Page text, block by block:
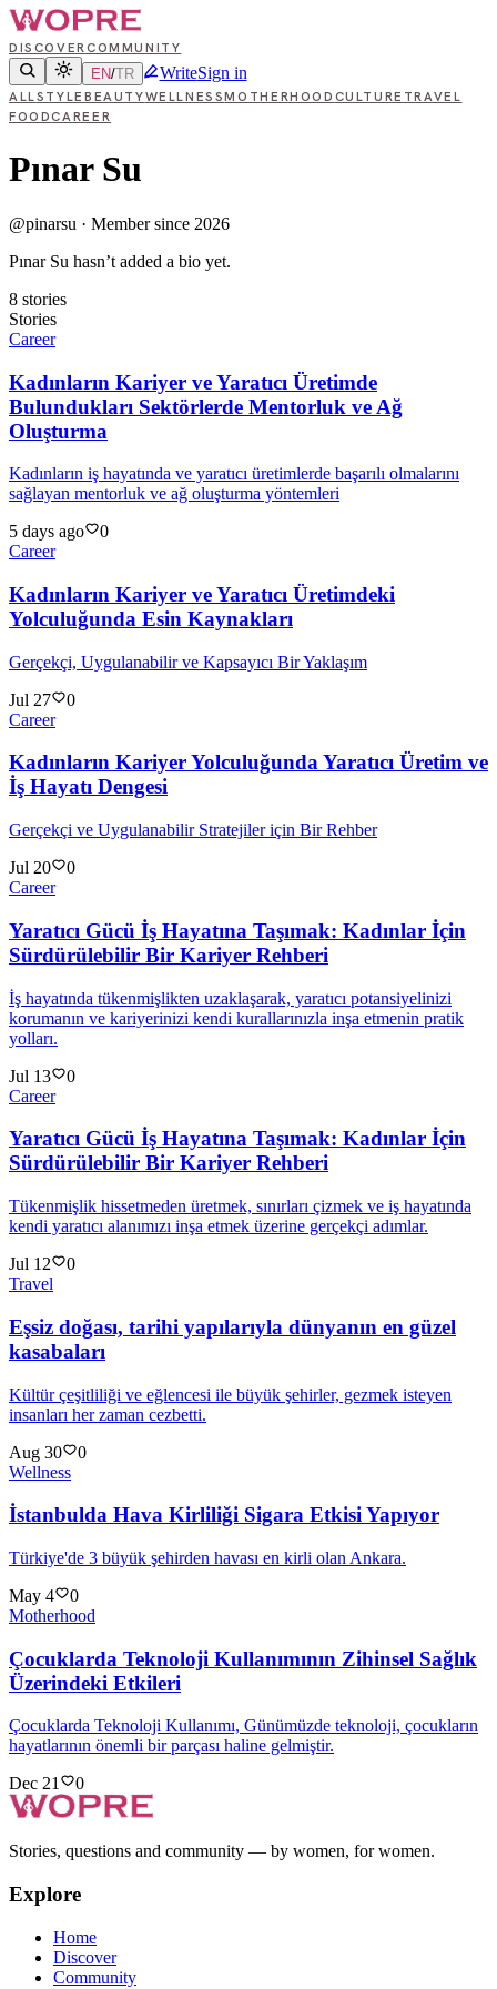
DISCOVERCOMMUNITY
EN/TR WriteSign in
ALLSTYLE BEAUTYWELLNESSMOTHERHOOD CULTURE TRAVEL
FOODCAREER
Pınar Su
@pinarsu · Member since 2026
Pınar Su hasn’t added a bio yet.
8 stories
Stories
Career
Kadınların Kariyer ve Yaratıcı Üretimde
Bulundukları Sektörlerde Mentorluk ve Ağ
Oluşturma
Kadınların iş hayatında ve yaratıcı üretimlerde başarılı olmalarını
sağlayan mentorluk ve ağ oluşturma yöntemleri
5 days ago
0
Career
Kadınların Kariyer ve Yaratıcı Üretimdeki
Yolculuğunda Esin Kaynakları
Gerçekçi, Uygulanabilir ve Kapsayıcı Bir Yaklaşım
Jul 27
0
Career
Kadınların Kariyer Yolculuğunda Yaratıcı Üretim ve
İş Hayatı Dengesi
Gerçekçi ve Uygulanabilir Stratejiler için Bir Rehber
Jul 20
0
Career
Yaratıcı Gücü İş Hayatına Taşımak: Kadınlar İçin
Sürdürülebilir Bir Kariyer Rehberi
İş hayatında tükenmişlikten uzaklaşarak, yaratıcı potansiyelinizi
korumanın ve kariyerinizi kendi kurallarınızla inşa etmenin pratik
yolları.
Jul 13
0
Career
Yaratıcı Gücü İş Hayatına Taşımak: Kadınlar İçin
Sürdürülebilir Bir Kariyer Rehberi
Tükenmişlik hissetmeden üretmek, sınırları çizmek ve iş hayatında
kendi yaratıcı alanımızı inşa etmek üzerine gerçekçi adımlar.
Jul 12
0
Travel
Eşsiz doğası, tarihi yapılarıyla dünyanın en güzel
kasabaları
Kültür çeşitliliği ve eğlencesi ile büyük şehirler, gezmek isteyen
insanları her zaman cezbetti.
Aug 30
0
Wellness
İstanbulda Hava Kirliliği Sigara Etkisi Yapıyor
Türkiye'de 3 büyük şehirden havası en kirli olan Ankara.
May 4
0
Motherhood
Çocuklarda Teknoloji Kullanımının Zihinsel Sağlık
Üzerindeki Etkileri
Çocuklarda Teknoloji Kullanımı, Günümüzde teknoloji, çocukların
hayatlarının önemli bir parçası haline gelmiştir.
Dec 21
0
Stories, questions and community — by women, for women.
Explore
Home
Discover
Community